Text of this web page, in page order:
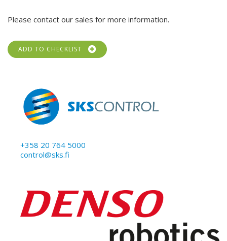
Please contact our sales for more information.
ADD TO CHECKLIST
+358 20 764 5000
control@sks.fi